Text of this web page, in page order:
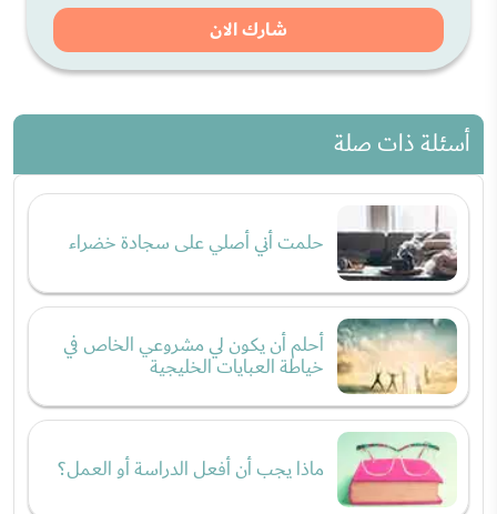
شارك الان
أسئلة ذات صلة
حلمت أني أصلي على سجادة خضراء
أحلم أن يكون لي مشروعي الخاص في
خياطة العبايات الخليجية
ماذا يجب أن أفعل الدراسة أو العمل؟